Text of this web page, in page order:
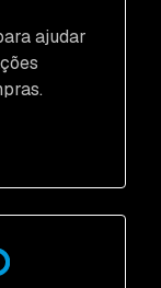
ajudar